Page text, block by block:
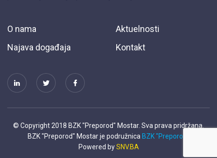
O nama
Aktuelnosti
Najava događaja
Kontakt
© Copyright 2018 BZK "Preporod" Mostar. Sva prava pridržana.
BZK "Preporod" Mostar je podružnica BZK "Preporod"
Powered bySNV.BA